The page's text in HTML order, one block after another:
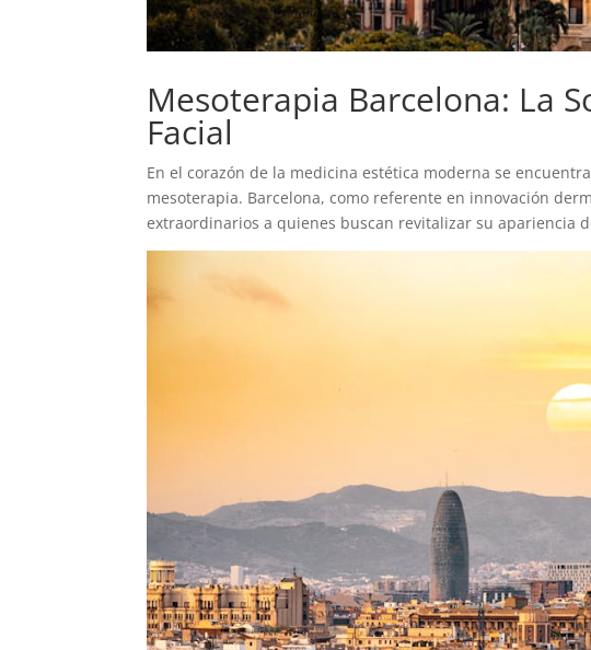
Mesoterapia Barcelona: La
Facial
En el corazón de la medicina estética moderna se
mesoterapia. Barcelona, como referente en innovación
extraordinarios a quienes buscan revitalizar su apariencia